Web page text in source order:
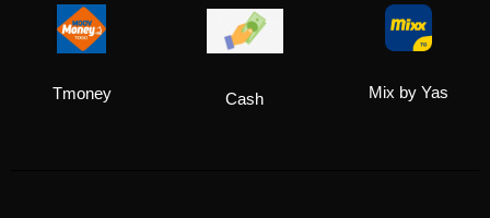
Tmoney Cash Mix by Yas